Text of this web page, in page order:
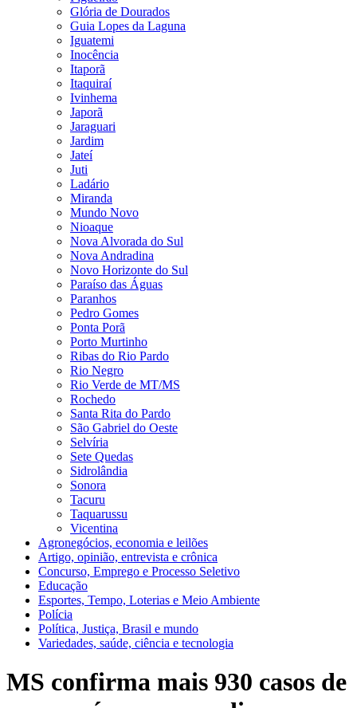
Glória de Dourados
Guia Lopes da Laguna
Iguatemi
Inocência
Itaporã
Itaquiraí
Ivinhema
Japorã
Jaraguari
Jardim
Jateí
Juti
Ladário
Miranda
Mundo Novo
Nioaque
Nova Alvorada do Sul
Nova Andradina
Novo Horizonte do Sul
Paraíso das Águas
Paranhos
Pedro Gomes
Ponta Porã
Porto Murtinho
Ribas do Rio Pardo
Rio Negro
Rio Verde de MT/MS
Rochedo
Santa Rita do Pardo
São Gabriel do Oeste
Selvíria
Sete Quedas
Sidrolândia
Sonora
Tacuru
Taquarussu
Vicentina
Agronegócios, economia e leilões
Artigo, opinião, entrevista e crônica
Concurso, Emprego e Processo Seletivo
Educação
Esportes, Tempo, Loterias e Meio Ambiente
Polícia
Política, Justiça, Brasil e mundo
Variedades, saúde, ciência e tecnologia
MS confirma mais 930 casos de